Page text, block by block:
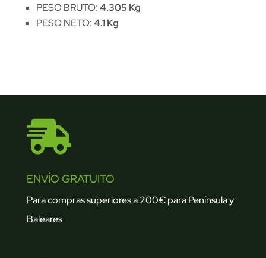
PESO BRUTO:4.305 Kg
PESO NETO:4.1 Kg

ENVÍO GRATUITO
Para compras superiores a 200€ para Península y
Baleares